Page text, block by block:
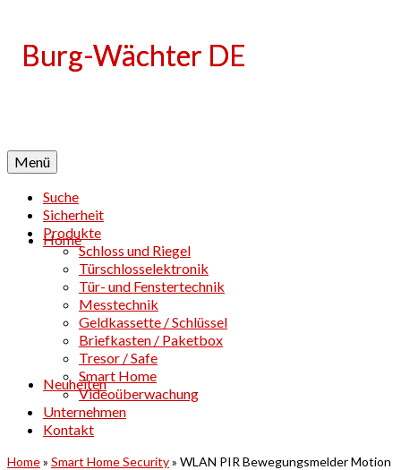
Home
Neuheiten
Menü
Suche
Sicherheit
Produkte
Schloss und Riegel
Türschlosselektronik
Tür- und Fenstertechnik
Messtechnik
Geldkassette / Schlüssel
Briefkasten / Paketbox
Tresor / Safe
Smart Home
Videoüberwachung
Unternehmen
Kontakt
Home» Smart Home Security» WLAN PIR Bewegungsmelder Motion